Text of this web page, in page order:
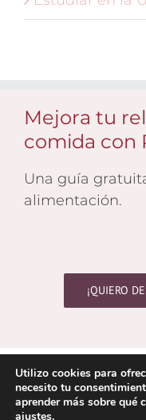
comida con
alimentación.
Copyright 2021 ©
Aviso Legal|Politica
Utilizo cookies para
necesito tu
aprender más sobre qué
ajustes.